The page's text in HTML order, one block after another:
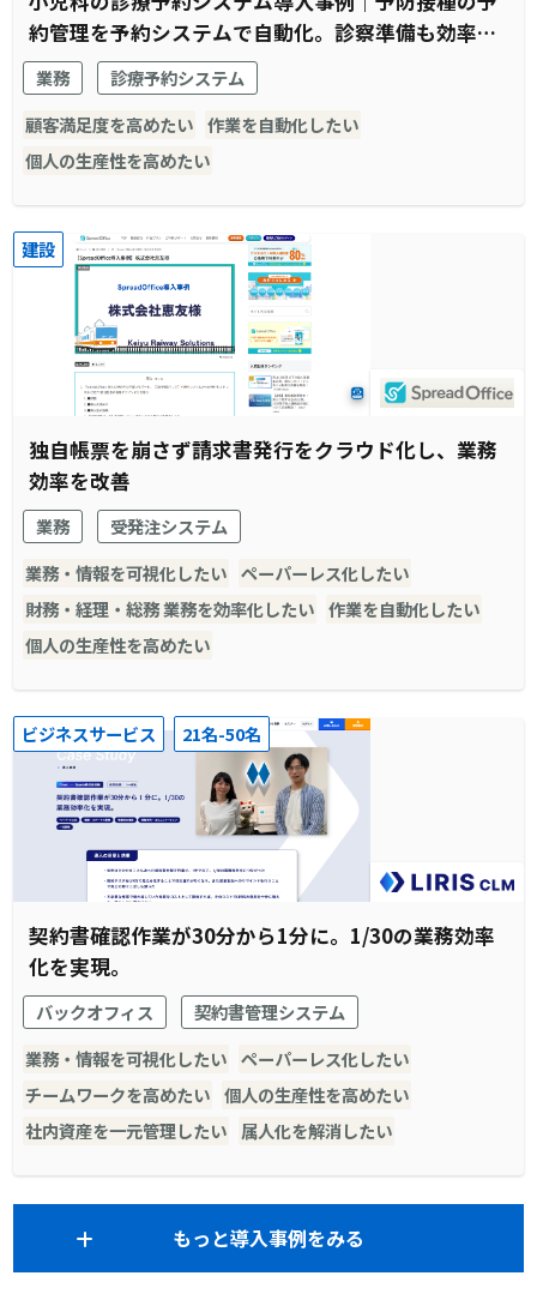
約管理を予約システムで自動化。診察準備も効率化
され窓口受付業務全体がスムーズに。
業務
診療予約システム
顧客満足度を高めたい 作業を自動化したい
個人の生産性を高めたい
建設
独自帳票を崩さず請求書発行をクラウド化し、業務
効率を改善
業務
受発注システム
業務・情報を可視化したい ペーパーレス化したい
財務・経理・総務 業務を効率化したい 作業を自動化したい
個人の生産性を高めたい
ビジネスサービス 21名-50名
契約書確認作業が30分から1分に。1/30の業務効率
化を実現。
バックオフィス
契約書管理システム
業務・情報を可視化したい ペーパーレス化したい
チームワークを高めたい 個人の生産性を高めたい
社内資産を一元管理したい
属人化を解消したい
もっと導入事例をみる